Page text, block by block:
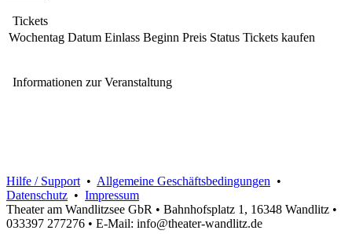
Tickets
Wochentag Datum Einlass Beginn Preis Status Tickets kaufen
Informationen zur Veranstaltung
Hilfe / Support • Allgemeine Geschäftsbedingungen •
Datenschutz • Impressum
Theater am Wandlitzsee GbR • Bahnhofsplatz 1, 16348 Wandlitz •
033397 277276 • E-Mail: info@theater-wandlitz.de